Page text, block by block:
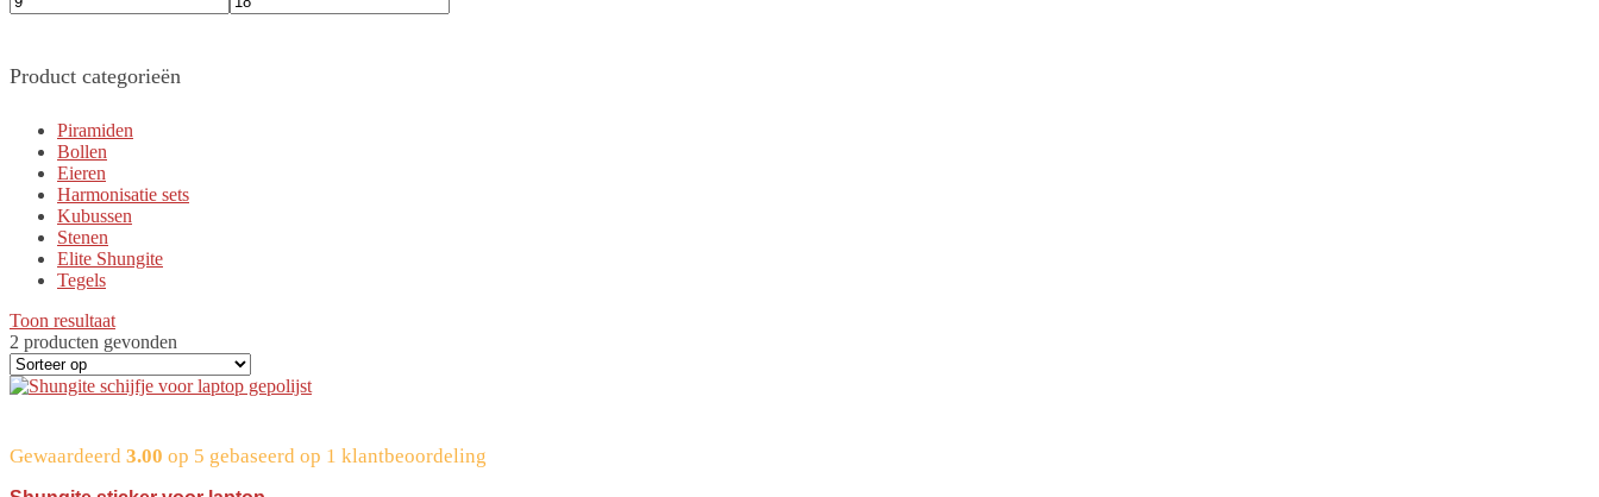
Product categorieën
Piramiden
Bollen
Eieren
Harmonisatie sets
Kubussen
Stenen
Elite Shungite
Tegels
Toon resultaat
2 producten gevonden
Gewaardeerd 3.00 op 5 gebaseerd op 1 klantbeoordeling